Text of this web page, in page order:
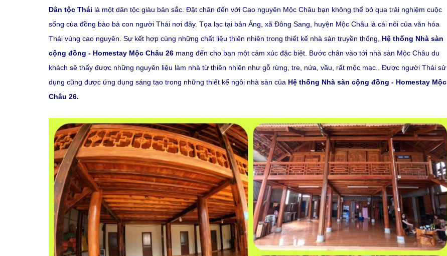
Dân tộc Thái là một dân tộc giàu bản sắc. Đặt chân đến với Cao nguyên Mộc Châu bạn không thể bỏ qua trải nghiệm cuộc
sống của đồng bào bà con người Thái nơi đây. Tọa lạc tại bản Áng, xã Đông Sang, huyện Mộc Châu là cái nôi của văn hóa
Thái vùng cao nguyên. Sự kết hợp cùng những chất liệu thiên nhiên trong thiết kế nhà sàn truyền thống, Hệ thống Nhà sàn
cộng đồng - Homestay Mộc Châu 26 mang đến cho bạn một cảm xúc đặc biệt. Bước chân vào tới nhà sàn Mộc Châu du
khách sẽ thấy được những nguyên liệu làm nhà từ thiên nhiên như gỗ rừng, tre, nứa, vầu, rất mộc mạc.. Được người Thái sử
dụng cũng được ứng dụng sáng tạo trong những thiết kế ngôi nhà sàn của Hệ thống Nhà sàn cộng đồng - Homestay Mộc
Châu 26.